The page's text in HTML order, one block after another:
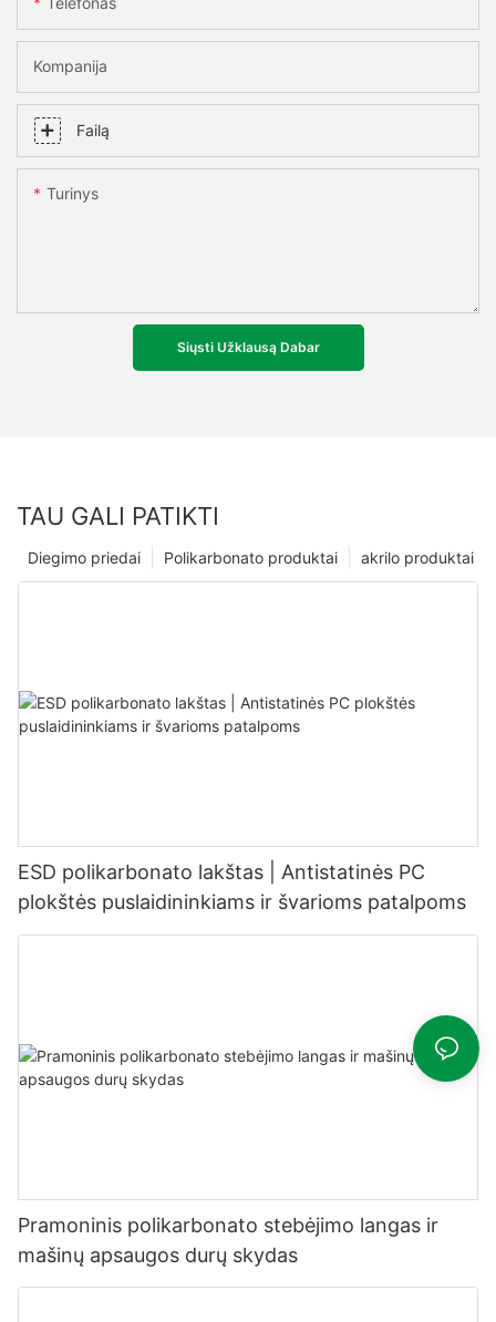
Kompanija
Failą
Turinys
Siųsti Užklausą Dabar
TAU GALI PATIKTI
akrilo produktai
Polikarbonato produktai
Diegimo priedai
ESD polikarbonato lakštas | Antistatinės PC
plokštės puslaidininkiams ir švarioms patalpoms
Pramoninis polikarbonato stebėjimo langas ir
mašinų apsaugos durų skydas